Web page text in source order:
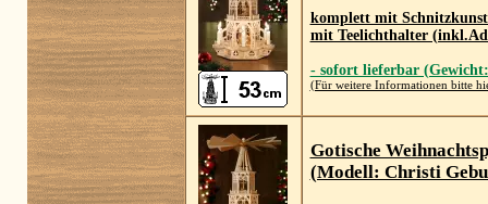
komplett mit
mit Teelichthalter
- sofort lieferbar
(Für weitere Informationen bitte
Gotische
(Modell: Christi